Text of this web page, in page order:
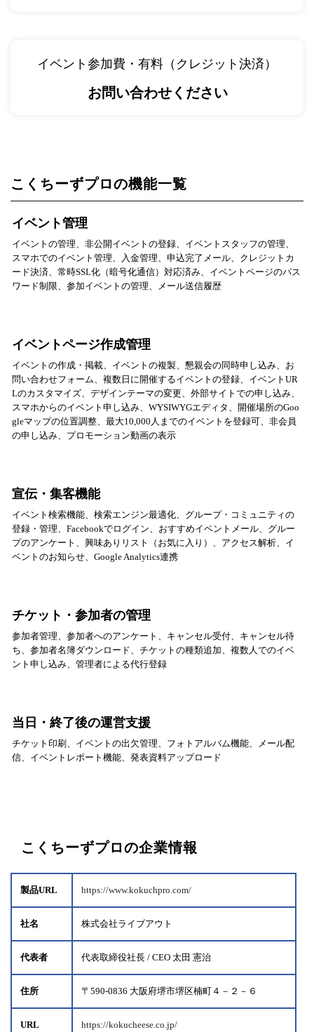
イベント参加費・有料（クレジット決済）
お問い合わせください
こくちーずプロの機能一覧
イベント管理
イベントの管理、非公開イベントの登録、イベントスタッフの管理、
スマホでのイベント管理、入金管理、申込完了メール、クレジットカ
ード決済、常時SSL化（暗号化通信）対応済み、イベントページのパス
ワード制限、参加イベントの管理、メール送信履歴
イベントページ作成管理
イベントの作成・掲載、イベントの複製、懇親会の同時申し込み、お
問い合わせフォーム、複数日に開催するイベントの登録、イベントUR
Lのカスタマイズ、デザインテーマの変更、外部サイトでの申し込み、
スマホからのイベント申し込み、WYSIWYGエディタ、開催場所のGoo
gleマップの位置調整、最大10,000人までのイベントを登録可、非会員
の申し込み、プロモーション動画の表示
宣伝・集客機能
イベント検索機能、検索エンジン最適化、グループ・コミュニティの
登録・管理、Facebookでログイン、おすすめイベントメール、グルー
プのアンケート、興味ありリスト（お気に入り）、アクセス解析、イ
ベントのお知らせ、Google Analytics連携
チケット・参加者の管理
参加者管理、参加者へのアンケート、キャンセル受付、キャンセル待
ち、参加者名簿ダウンロード、チケットの種類追加、複数人でのイベ
ント申し込み、管理者による代行登録
当日・終了後の運営支援
チケット印刷、イベントの出欠管理、フォトアルバム機能、メール配
信、イベントレポート機能、発表資料アップロード
こくちーずプロの企業情報
製品URL https://www.kokuchpro.com/
社名 株式会社ライブアウト
代表者 代表取締役社長 / CEO 太田 憲治
住所 〒590-0836 大阪府堺市堺区楠町４－２－６
URL https://kokucheese.co.jp/